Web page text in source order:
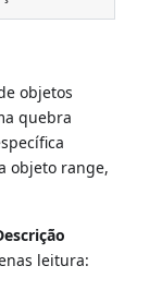
objetos
quebra
objeto range,
leitura: